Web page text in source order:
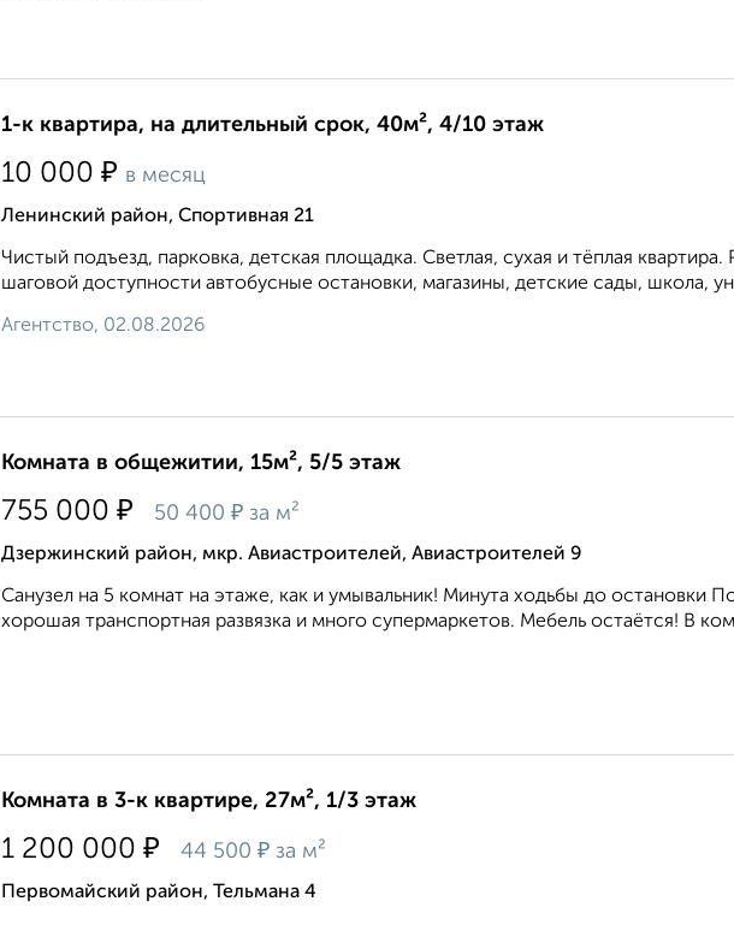
1-к квартира, на длительный срок, 40м², 4/10 этаж
10 000 ₽ в месяц
Ленинский район, Спортивная 21
Чистый подъезд, парковка, детская площадка. Светлая, сухая и тёплая
шаговой доступности автобусные остановки, магазины, детские сады, школа,
Агентство, 02.08.2026
Комната в общежитии, 15м², 5/5 этаж
755 000 ₽ 50 400 ₽ за м²
Дзержинский район, мкр. Авиастроителей, Авиастроителей 9
Санузел на 5 комнат на этаже, как и умывальник! Минута ходьбы до остановки
хорошая транспортная развязка и много супермаркетов. Мебель остаётся! В
Комната в 3-к квартире, 27м², 1/3 этаж
1 200 000 ₽ 44 500 ₽ за м²
Первомайский район, Тельмана 4